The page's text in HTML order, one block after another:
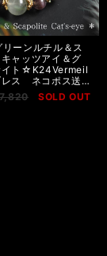
ーンルチル＆ス
ャッツアイ＆グ
イト☆K24Vermeil
レス ネコポス送
SOLD OUT